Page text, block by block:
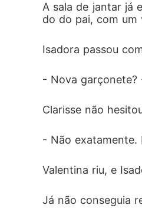
A sala de jantar já
do do pai, com um
Isadora passou
- Nova garçonete?
Clarisse não
- Não exatamente.
Valentina riu, e
Já não conseguia